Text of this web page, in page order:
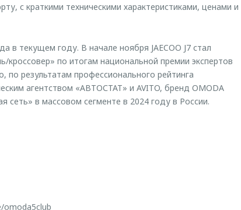
с краткими техническими характеристиками, ценами и
в текущем году. В начале ноября JAECOO J7 стал
по итогам национальной премии экспертов
результатам профессионального рейтинга
агентством «АВТОСТАТ» и AVITO, бренд OMODA
в массовом сегменте в 2024 году в России.